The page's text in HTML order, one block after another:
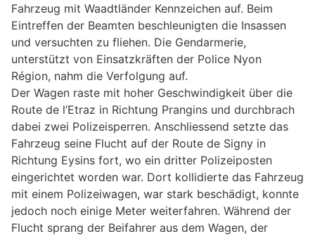
Fahrzeug mit Waadtländer Kennzeichen auf. Beim
Eintreffen der Beamten beschleunigten die Insassen
und versuchten zu fliehen. Die Gendarmerie,
unterstützt von Einsatzkräften der Police Nyon
Région, nahm die Verfolgung auf.
Der Wagen raste mit hoher Geschwindigkeit über die
Route de l’Etraz in Richtung Prangins und durchbrach
dabei zwei Polizeisperren. Anschliessend setzte das
Fahrzeug seine Flucht auf der Route de Signy in
Richtung Eysins fort, wo ein dritter Polizeiposten
eingerichtet worden war. Dort kollidierte das Fahrzeug
mit einem Polizeiwagen, war stark beschädigt, konnte
jedoch noch einige Meter weiterfahren. Während der
Flucht sprang der Beifahrer aus dem Wagen, der